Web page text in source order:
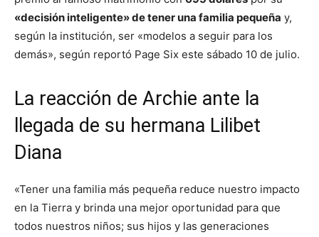
«decisión inteligente» de tener una familia pequeña y,
según la institución, ser «modelos a seguir para los
demás», según reportó Page Six este sábado 10 de julio.
La reacción de Archie ante la
llegada de su hermana Lilibet
Diana
«Tener una familia más pequeña reduce nuestro impacto
en la Tierra y brinda una mejor oportunidad para que
todos nuestros niños; sus hijos y las generaciones